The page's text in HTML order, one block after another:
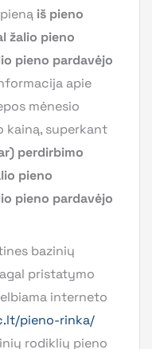
iš pieno
žalio pieno
pieno pardavėjo
apie
mėnesio
kainą, superkant
perdirbimo
pieno
pieno pardavėjo
bazinių
pristatymo
interneto
pieno-rinka/
rodiklių pieno